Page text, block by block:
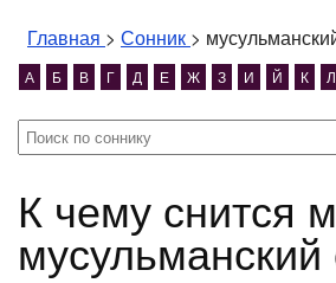
Главная > Сонник >
А Б В Г Д Е Ж З И Й К Л
К чему снится мусульманский сонник сын родился?